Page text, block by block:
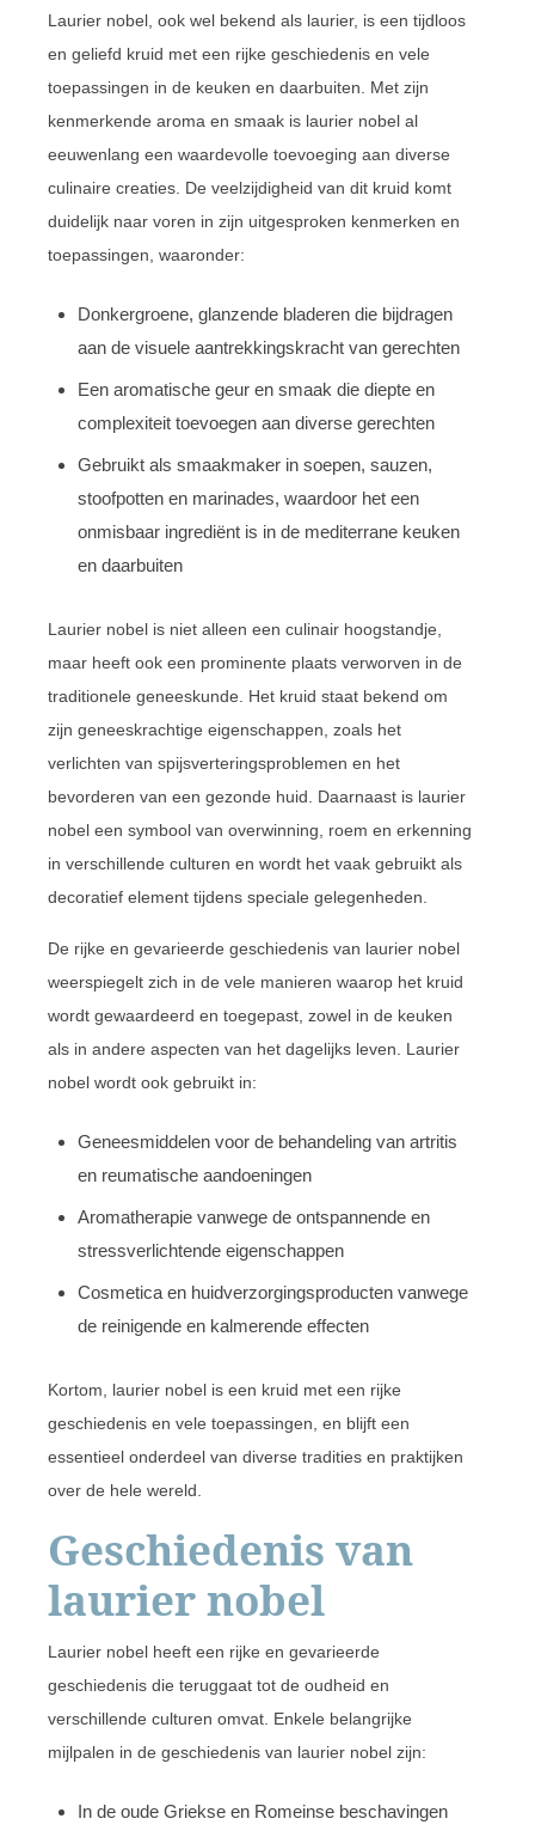
Laurier nobel, ook wel bekend als laurier, is een tijdloos
en geliefd kruid met een rijke geschiedenis en vele
toepassingen in de keuken en daarbuiten. Met zijn
kenmerkende aroma en smaak is laurier nobel al
eeuwenlang een waardevolle toevoeging aan diverse
culinaire creaties. De veelzijdigheid van dit kruid komt
duidelijk naar voren in zijn uitgesproken kenmerken en
toepassingen, waaronder:
Donkergroene, glanzende bladeren die bijdragen
aan de visuele aantrekkingskracht van gerechten
Een aromatische geur en smaak die diepte en
complexiteit toevoegen aan diverse gerechten
Gebruikt als smaakmaker in soepen, sauzen,
stoofpotten en marinades, waardoor het een
onmisbaar ingrediënt is in de mediterrane keuken
en daarbuiten
Laurier nobel is niet alleen een culinair hoogstandje,
maar heeft ook een prominente plaats verworven in de
traditionele geneeskunde. Het kruid staat bekend om
zijn geneeskrachtige eigenschappen, zoals het
verlichten van spijsverteringsproblemen en het
bevorderen van een gezonde huid. Daarnaast is laurier
nobel een symbool van overwinning, roem en erkenning
in verschillende culturen en wordt het vaak gebruikt als
decoratief element tijdens speciale gelegenheden.
De rijke en gevarieerde geschiedenis van laurier nobel
weerspiegelt zich in de vele manieren waarop het kruid
wordt gewaardeerd en toegepast, zowel in de keuken
als in andere aspecten van het dagelijks leven. Laurier
nobel wordt ook gebruikt in:
Geneesmiddelen voor de behandeling van artritis
en reumatische aandoeningen
Aromatherapie vanwege de ontspannende en
stressverlichtende eigenschappen
Cosmetica en huidverzorgingsproducten vanwege
de reinigende en kalmerende effecten
Kortom, laurier nobel is een kruid met een rijke
geschiedenis en vele toepassingen, en blijft een
essentieel onderdeel van diverse tradities en praktijken
over de hele wereld.
Geschiedenis van
laurier nobel
Laurier nobel heeft een rijke en gevarieerde
geschiedenis die teruggaat tot de oudheid en
verschillende culturen omvat. Enkele belangrijke
mijlpalen in de geschiedenis van laurier nobel zijn:
In de oude Griekse en Romeinse beschavingen